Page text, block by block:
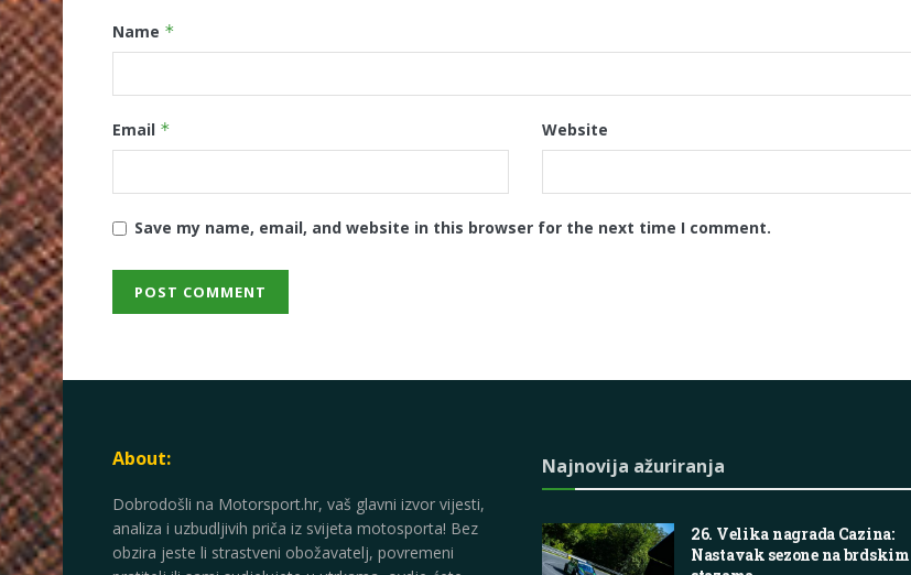
Name *
Email * Website
Save my name, email, and website in this browser for the next time I comment.
About:
Dobrodošli na Motorsport.hr, vaš glavni izvor vijesti,
analiza i uzbudljivih priča iz svijeta motosporta! Bez
obzira jeste li strastveni obožavatelj, povremeni
Najnovija ažuriranja
26. Velika nagrada Cazina:
Nastavak sezone na brdskim